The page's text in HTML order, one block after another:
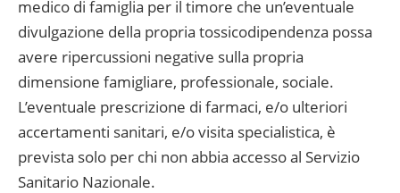
medico di famiglia per il timore che un’eventuale
divulgazione della propria tossicodipendenza possa
avere ripercussioni negative sulla propria
dimensione famigliare, professionale, sociale.
L’eventuale prescrizione di farmaci, e/o ulteriori
accertamenti sanitari, e/o visita specialistica, è
prevista solo per chi non abbia accesso al Servizio
Sanitario Nazionale.